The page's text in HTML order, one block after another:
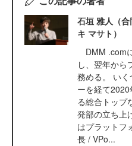
石垣 雅人（
キ マサト）
DMM .com
し、翌年から
務める。 い
ーを経て
る総合トップ
発部の立ち上
はプラットフ
長 / VPo...